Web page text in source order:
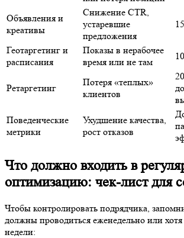
Объявления и
креативы
Снижение CTR,
устаревшие
предложения
Геотаргетинг и
расписания
Показы в нерабочее
время или не там
Ретаргетинг
Потеря «теплых»
клиентов
Поведенческие
метрики
Ухудшение качества,
рост отказов
Что должно входить в
оптимизацию: чек-лист для
Чтобы контролировать подрядчика,
должны проводиться еженедельно или
недели: